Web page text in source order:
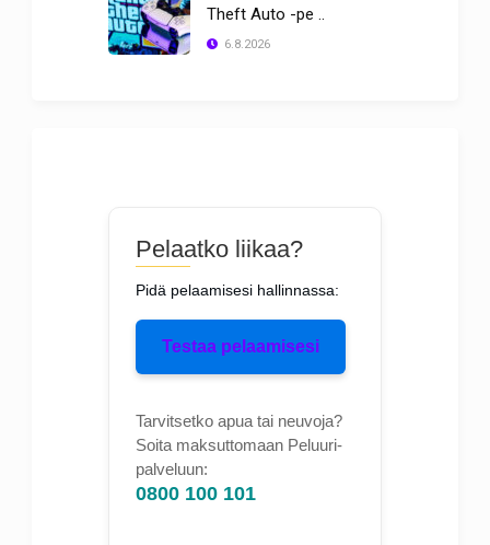
Theft Auto -pe ..
6.8.2026
Pelaatko liikaa?
Pidä pelaamisesi hallinnassa:
Testaa pelaamisesi
Tarvitsetko apua tai neuvoja?
Soita maksuttomaan Peluuri-
palveluun:
0800 100 101